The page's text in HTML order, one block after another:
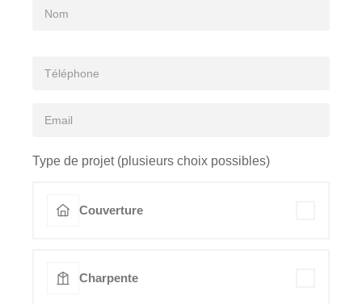
Type de projet (plusieurs choix possibles)
Couverture
Charpente